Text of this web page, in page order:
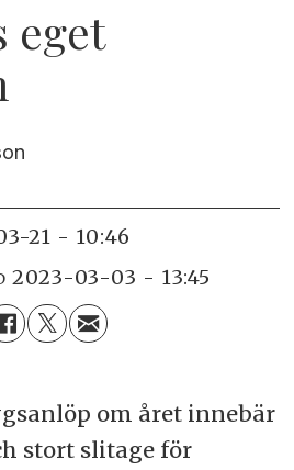
eget
21 - 10:46
2023-03-03 - 13:45
om året innebär
stort slitage för